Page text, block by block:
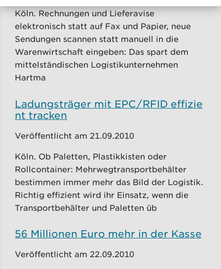
Köln. Rechnungen und Lieferavise
elektronisch statt auf Fax und Papier, neue
Sendungen scannen statt manuell in die
Warenwirtschaft eingeben: Das spart dem
mittelständischen Logistikunternehmen
Hartma
Ladungsträger mit EPC/RFID effizie
nt tracken
Veröffentlicht am 21.09.2010
Köln. Ob Paletten, Plastikkisten oder
Rollcontainer: Mehrwegtransportbehälter
bestimmen immer mehr das Bild der Logistik.
Richtig effizient wird ihr Einsatz, wenn die
Transportbehälter und Paletten üb
56 Millionen Euro mehr in der Kasse
Veröffentlicht am 22.09.2010